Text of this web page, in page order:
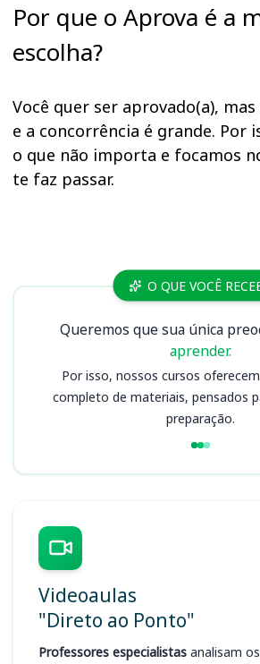
Por que o Aprova é a
escolha?
Você quer ser aprovado(a),
e a concorrência é grande. Por
o que não importa e focamos
te faz passar.
Cursos AL MG, ALMG
O QUE VOCÊ
Queremos que sua única
aprender.
Por isso, nossos cursos
completo de materiais, pensados
preparação.
Videoaulas
"Direto ao Ponto"
Professores especialistas analisam